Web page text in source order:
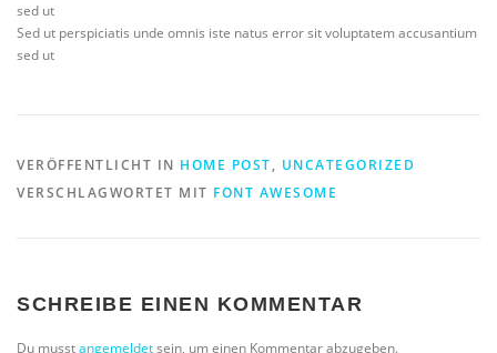
sed ut
Sed ut perspiciatis unde omnis iste natus error sit voluptatem accusantium
sed ut
VERÖFFENTLICHT IN HOME POST, UNCATEGORIZED
VERSCHLAGWORTET MIT FONT AWESOME
SCHREIBE EINEN KOMMENTAR
Du musstangemeldetsein, um einen Kommentar abzugeben.